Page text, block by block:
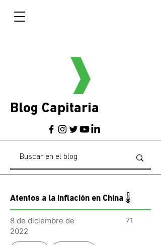
Blog Capitaria
Atentos a la inflación en China 🌡
8 de diciembre de
2022
71